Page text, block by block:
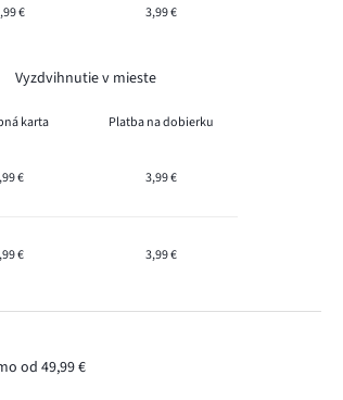
€ 3,99 €
Vyzdvihnutie v mieste
karta Platba na dobierku
€ 3,99 €
€ 3,99 €
od 49,99 €